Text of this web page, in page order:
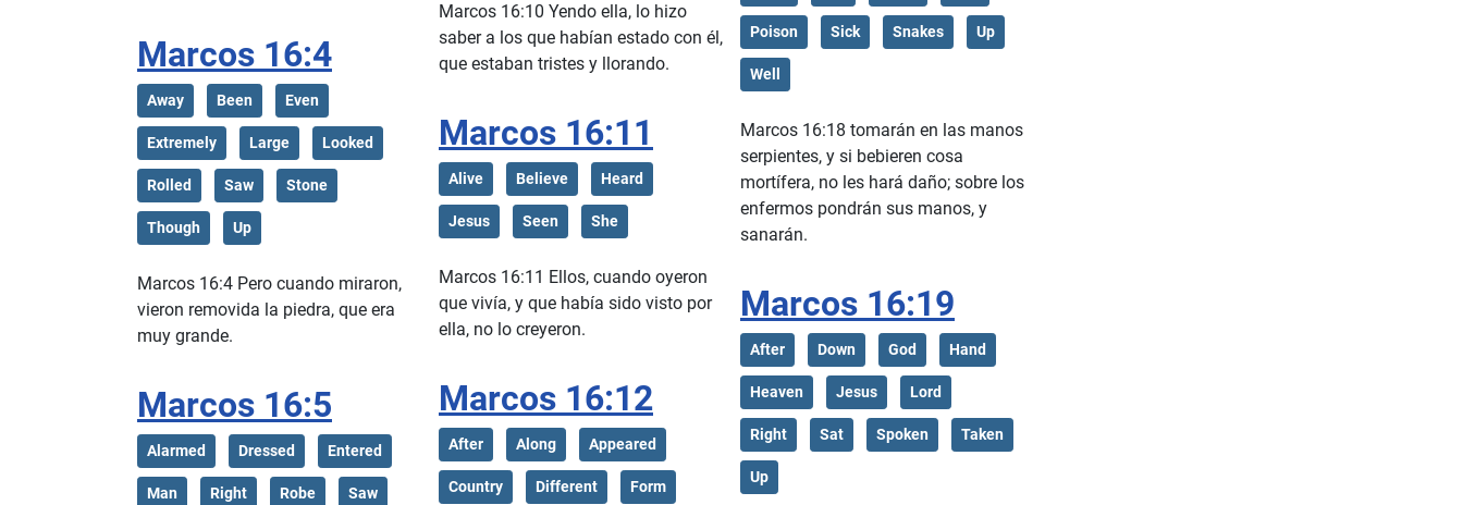
Marcos 16:4
Away Been Even
Extremely Large Looked
Rolled Saw Stone
Though Up
Marcos 16:4 Pero cuando miraron,
vieron removida la piedra, que era
muy grande.
Marcos 16:5
Alarmed Dressed Entered
Man Right Robe Saw
Marcos 16:10 Yendo ella, lo hizo
saber a los que habían estado con él,
que estaban tristes y llorando.
Marcos 16:11
Alive Believe Heard
Jesus Seen She
Marcos 16:11 Ellos, cuando oyeron
que vivía, y que había sido visto por
ella, no lo creyeron.
Marcos 16:12
After Along Appeared
Country Different Form
Poison Sick Snakes Up
Well
Marcos 16:18 tomarán en las manos
serpientes, y si bebieren cosa
mortífera, no les hará daño; sobre los
enfermos pondrán sus manos, y
sanarán.
Marcos 16:19
After Down God Hand
Heaven Jesus Lord
Right Sat Spoken Taken
Up